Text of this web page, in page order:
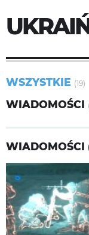
WSZYSTKIE (19)
WIADOMOŚCI
WIADOMOŚCI